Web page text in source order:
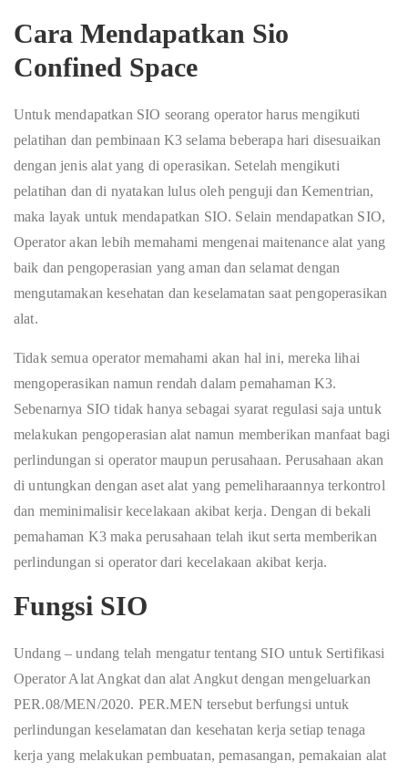
Cara Mendapatkan Sio
Confined Space
Untuk mendapatkan SIO seorang operator harus mengikuti
pelatihan dan pembinaan K3 selama beberapa hari disesuaikan
dengan jenis alat yang di operasikan. Setelah mengikuti
pelatihan dan di nyatakan lulus oleh penguji dan Kementrian,
maka layak untuk mendapatkan SIO. Selain mendapatkan SIO,
Operator akan lebih memahami mengenai maitenance alat yang
baik dan pengoperasian yang aman dan selamat dengan
mengutamakan kesehatan dan keselamatan saat pengoperasikan
alat.
Tidak semua operator memahami akan hal ini, mereka lihai
mengoperasikan namun rendah dalam pemahaman K3.
Sebenarnya SIO tidak hanya sebagai syarat regulasi saja untuk
melakukan pengoperasian alat namun memberikan manfaat bagi
perlindungan si operator maupun perusahaan. Perusahaan akan
di untungkan dengan aset alat yang pemeliharaannya terkontrol
dan meminimalisir kecelakaan akibat kerja. Dengan di bekali
pemahaman K3 maka perusahaan telah ikut serta memberikan
perlindungan si operator dari kecelakaan akibat kerja.
Fungsi SIO
Undang – undang telah mengatur tentang SIO untuk Sertifikasi
Operator Alat Angkat dan alat Angkut dengan mengeluarkan
PER.08/MEN/2020. PER.MEN tersebut berfungsi untuk
perlindungan keselamatan dan kesehatan kerja setiap tenaga
kerja yang melakukan pembuatan, pemasangan, pemakaian alat